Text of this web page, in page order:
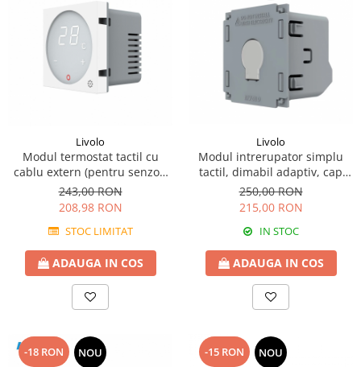
Livolo
Modul termostat tactil cu
cablu extern (pentru senzor)
model 23 white
243,00 RON
208,98 RON
STOC LIMITAT
ADAUGA IN COS
Livolo
Modul intrerupator simplu
tactil, dimabil adaptiv, cap
scara / cap cruce, Generatia
Noua
250,00 RON
215,00 RON
IN STOC
ADAUGA IN COS
-18 RON NOU -15 RON NOU